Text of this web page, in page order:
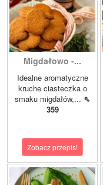
Migdałowo -...
Idealne aromatyczne
kruche ciasteczka o
smaku migdałów,... ⇖
359
Zobacz przepis!